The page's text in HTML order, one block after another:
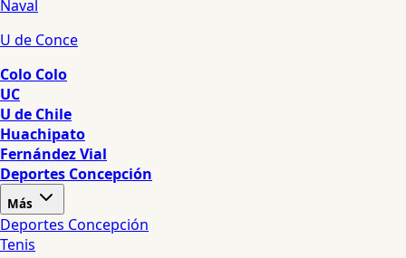
Naval
U de Conce
Colo Colo
UC
U de Chile
Huachipato
Fernández Vial
Deportes Concepción
Más
Deportes Concepción
Tenis